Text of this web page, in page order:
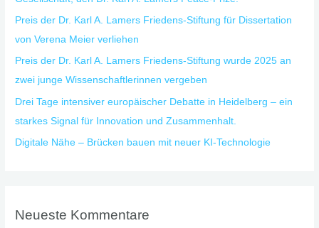
h
:Preis der Dr. Karl A. Lamers Friedens-Stiftung für Dissertation
von Verena Meier verliehen
Preis der Dr. Karl A. Lamers Friedens-Stiftung wurde 2025 an
zwei junge Wissenschaftlerinnen vergeben
Drei Tage intensiver europäischer Debatte in Heidelberg – ein
starkes Signal für Innovation und Zusammenhalt.
Digitale Nähe – Brücken bauen mit neuer KI-Technologie
Neueste Kommentare